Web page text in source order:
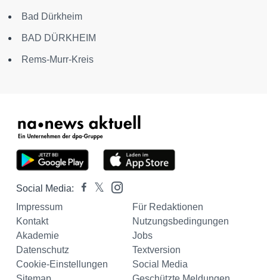
Bad Dürkheim
BAD DÜRKHEIM
Rems-Murr-Kreis
Social Media:
Impressum
Für Redaktionen
Kontakt
Nutzungsbedingungen
Akademie
Jobs
Datenschutz
Textversion
Cookie-Einstellungen
Social Media